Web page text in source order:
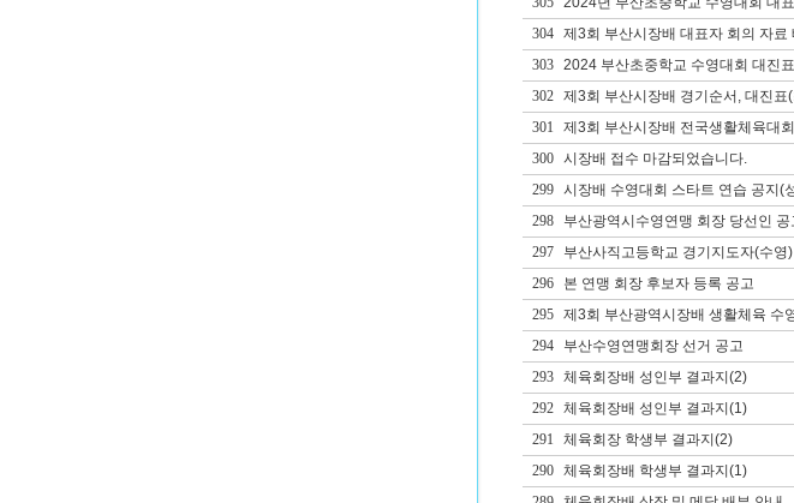
304
제3회 부산시장배 대표자 회의 자료
303
2024 부산초중학교 수영대회 대진표
302
제3회 부산시장배 경기순서, 대진표
301
제3회 부산시장배 전국생활체육대
300
시장배 접수 마감되었습니다.
299
시장배 수영대회 스타트 연습 공지(
298
부산광역시수영연맹 회장 당선인 공
297
부산사직고등학교 경기지도자(수영
296
본 연맹 회장 후보자 등록 공고
295
제3회 부산광역시장배 생활체육 수
294
부산수영연맹회장 선거 공고
293
체육회장배 성인부 결과지(2)
292
체육회장배 성인부 결과지(1)
291
체육회장 학생부 결과지(2)
290
체육회장배 학생부 결과지(1)